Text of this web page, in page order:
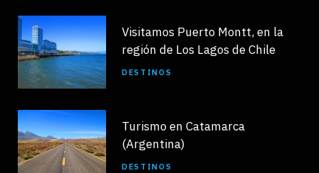
Visitamos Puerto Montt, en la
región de Los Lagos de Chile
DESTINOS
Turismo en Catamarca
(Argentina)
DESTINOS